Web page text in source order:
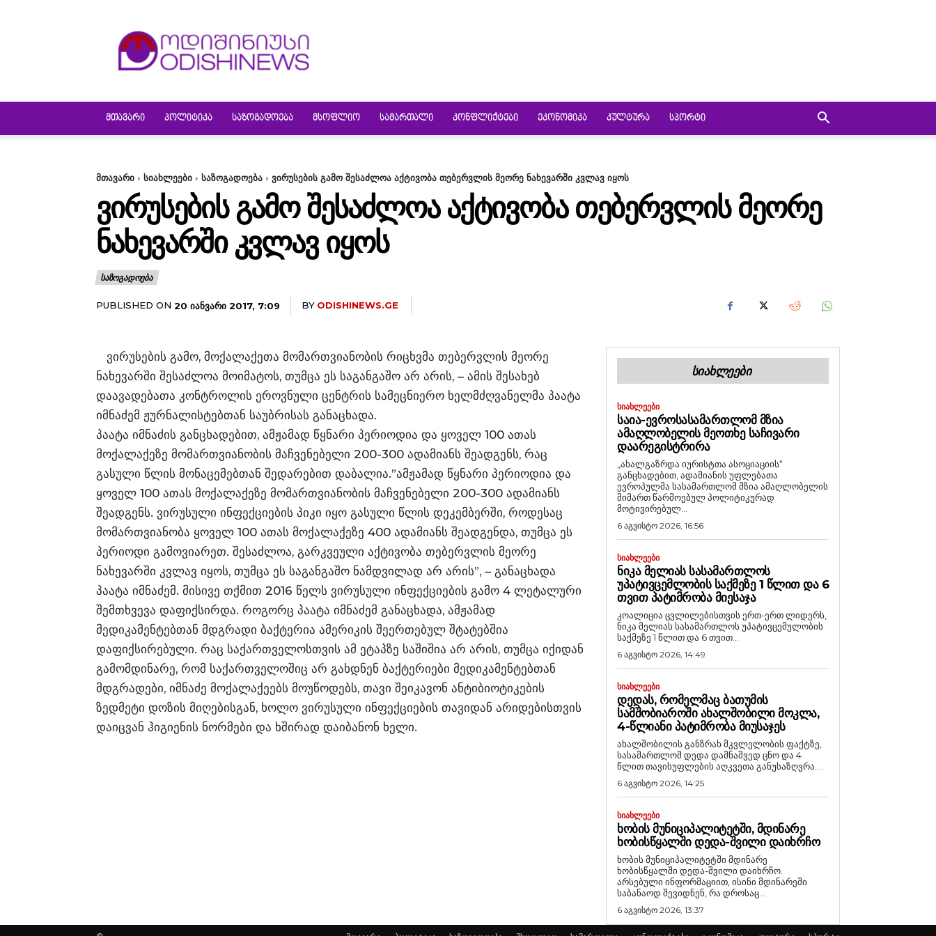
ᲛᲗᲐᲕᲐᲠᲘ ᲞᲝᲚᲘᲢᲘᲙᲐ ᲡᲐᲖᲝᲒᲐᲓᲝᲔᲑᲐ ᲛᲡᲝᲤᲚᲘᲝ ᲡᲐᲛᲐᲠᲗᲐᲚᲘ ᲙᲝᲜᲤᲚᲘᲥᲢᲔᲑᲘ ᲔᲙᲝᲜᲝᲛᲘᲙᲐ ᲙᲣᲚᲢᲣᲠᲐ ᲡᲞᲝᲠᲢᲘ
მთავარი სიახლეები საზოგადოება ვირუსების გამო შესაძლოა აქტივობა თებერვლის მეორე ნახევარში კვლავ იყოს
ᲕᲘᲠᲣᲡᲔᲑᲘᲡ ᲒᲐᲛᲝ ᲨᲔᲡᲐᲫᲚᲝᲐ ᲐᲥᲢᲘᲕᲝᲑᲐ ᲗᲔᲑᲔᲠᲕᲚᲘᲡ ᲛᲔᲝᲠᲔ
ᲜᲐᲮᲔᲕᲐᲠᲨᲘ ᲙᲕᲚᲐᲕ ᲘᲧᲝᲡ
ᲡᲐᲖᲝᲒᲐᲓᲝᲔᲑᲐ
PUBLISHED ON 20 ᲘᲐᲜᲕᲐᲠᲘ 2017, 7:09 BY ODISHINEWS.GE
ვირუსების გამო, მოქალაქეთა მომართვიანობის რიცხვმა თებერვლის მეორე
ნახევარში შესაძლოა მოიმატოს, თუმცა ეს საგანგაშო არ არის, – ამის შესახებ
დაავადებათა კონტროლის ეროვნული ცენტრის სამეცნიერო ხელმძღვანელმა პაატა
იმნაძემ ჟურნალისტებთან საუბრისას განაცხადა.
პაატა იმნაძის განცხადებით, ამჟამად წყნარი პერიოდია და ყოველ 100 ათას
მოქალაქეზე მომართვიანობის მაჩვენებელი 200-300 ადამიანს შეადგენს, რაც
გასული წლის მონაცემებთან შედარებით დაბალია.”ამჟამად წყნარი პერიოდია და
ყოველ 100 ათას მოქალაქეზე მომართვიანობის მაჩვენებელი 200-300 ადამიანს
შეადგენს. ვირუსული ინფექციების პიკი იყო გასული წლის დეკემბერში, როდესაც
მომართვიანობა ყოველ 100 ათას მოქალაქეზე 400 ადამიანს შეადგენდა, თუმცა ეს
პერიოდი გამოვიარეთ. შესაძლოა, გარკვეული აქტივობა თებერვლის მეორე
ნახევარში კვლავ იყოს, თუმცა ეს საგანგაშო ნამდვილად არ არის”, – განაცხადა
პაატა იმნაძემ. მისივე თქმით 2016 წელს ვირუსული ინფექციების გამო 4 ლეტალური
შემთხვევა დაფიქსირდა. როგორც პაატა იმნაძემ განაცხადა, ამჟამად
მედიკამენტებთან მდგრადი ბაქტერია ამერიკის შეერთებულ შტატებშია
დაფიქსირებული. რაც საქართველოსთვის ამ ეტაპზე საშიშია არ არის, თუმცა იქიდან
გამომდინარე, რომ საქართველოშიც არ გახდნენ ბაქტერიები მედიკამენტებთან
მდგრადები, იმნაძე მოქალაქეებს მოუწოდებს, თავი შეიკავონ ანტიბიოტიკების
ზედმეტი დოზის მიღებისგან, ხოლო ვირუსული ინფექციების თავიდან არიდებისთვის
დაიცვან ჰიგიენის ნორმები და ხშირად დაიბანონ ხელი.
ᲡᲘᲐᲮᲚᲔᲔᲑᲘ
ᲡᲘᲐᲮᲚᲔᲔᲑᲘ
ᲡᲐᲘᲐ-ᲔᲕᲠᲝᲡᲐᲡᲐᲛᲐᲠᲗᲚᲝᲛ ᲛᲖᲘᲐ
ᲐᲛᲐᲦᲚᲝᲑᲔᲚᲘᲡ ᲛᲔᲝᲗᲮᲔ ᲡᲐᲩᲘᲕᲐᲠᲘ
ᲓᲐᲐᲠᲔᲒᲘᲡᲢᲠᲘᲠᲐ
„ახალგაზრდა იურისტთა ასოციაციის“
განცხადებით, ადამიანის უფლებათა
ევროპულმა სასამართლომ მზია ამაღლობელის
მიმართ წარმოებულ პოლიტიკურად
მოტივირებულ...
6 აგვისტო 2026, 16:56
ᲡᲘᲐᲮᲚᲔᲔᲑᲘ
ᲜᲘᲙᲐ ᲛᲔᲚᲘᲐᲡ ᲡᲐᲡᲐᲛᲐᲠᲗᲚᲝᲡ
ᲣᲞᲐᲢᲘᲕᲪᲔᲛᲚᲝᲑᲘᲡ ᲡᲐᲥᲛᲔᲖᲔ 1 ᲬᲚᲘᲗ ᲓᲐ 6
ᲗᲕᲘᲗ ᲞᲐᲢᲘᲛᲠᲝᲑᲐ ᲛᲘᲔᲡᲐᲯᲐ
კოალიცია ცვლილებისთვის ერთ-ერთ ლიდერს,
ნიკა მელიას სასამართლოს უპატივცემულობის
საქმეზე 1 წლით და 6 თვით...
6 აგვისტო 2026, 14:49
ᲡᲘᲐᲮᲚᲔᲔᲑᲘ
ᲓᲔᲓᲐᲡ, ᲠᲝᲛᲔᲚᲛᲐᲪ ᲑᲐᲗᲣᲛᲘᲡ
ᲡᲐᲛᲨᲝᲑᲘᲐᲠᲝᲨᲘ ᲐᲮᲐᲚᲨᲝᲑᲘᲚᲘ ᲛᲝᲙᲚᲐ,
4-ᲬᲚᲘᲐᲜᲘ ᲞᲐᲢᲘᲛᲠᲝᲑᲐ ᲛᲘᲣᲡᲐᲯᲔᲡ
ახალშობილის განზრახ მკვლელობის ფაქტზე,
სასამართლომ დედა დამნაშვედ ცნო და 4
წლით თავისუფლების აღკვეთა განუსაზღვრა....
6 აგვისტო 2026, 14:25
ᲡᲘᲐᲮᲚᲔᲔᲑᲘ
ᲮᲝᲑᲘᲡ ᲛᲣᲜᲘᲪᲘᲞᲐᲚᲘᲢᲔᲢᲨᲘ, ᲛᲓᲘᲜᲐᲠᲔ
ᲮᲝᲑᲘᲡᲬᲧᲐᲚᲨᲘ ᲓᲔᲓᲐ-ᲨᲕᲘᲚᲘ ᲓᲐᲘᲮᲠᲩᲝ
ხობის მუნიციპალიტეტში მდინარე
ხობისწყალში დედა-შვილი დაიხრჩო.
არსებული ინფორმაციით, ისინი მდინარეში
საბანაოდ შევიდნენ, რა დროსაც...
6 აგვისტო 2026, 13:37